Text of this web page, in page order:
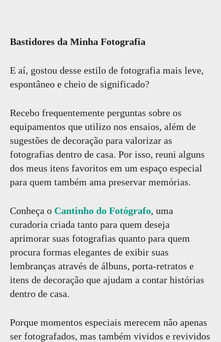
Bastidores da Minha Fotografia
E aí, gostou desse estilo de fotografia mais leve,
espontâneo e cheio de significado?
Recebo frequentemente perguntas sobre os
equipamentos que utilizo nos ensaios, além de
sugestões de decoração para valorizar as
fotografias dentro de casa. Por isso, reuni alguns
dos meus itens favoritos em um espaço especial
para quem também ama preservar memórias.
Conheça o Cantinho do Fotógrafo, uma
curadoria criada tanto para quem deseja
aprimorar suas fotografias quanto para quem
procura formas elegantes de exibir suas
lembranças através de álbuns, porta-retratos e
itens de decoração que ajudam a contar histórias
dentro de casa.
Porque momentos especiais merecem não apenas
ser fotografados, mas também vividos e revividos